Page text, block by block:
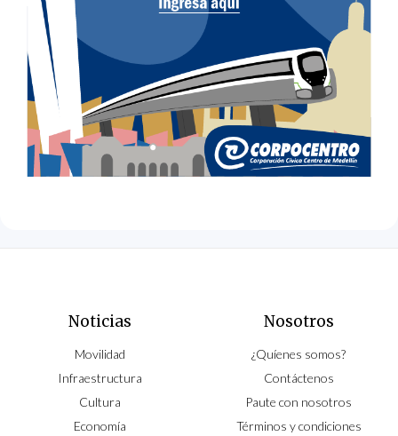
Noticias
Movilidad
Infraestructura
Cultura
Economía
Nosotros
¿Quíenes somos?
Contáctenos
Paute con nosotros
Términos y condiciones